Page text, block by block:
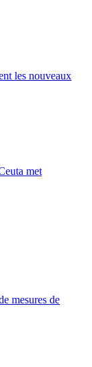
les nouveaux
met
mesures de